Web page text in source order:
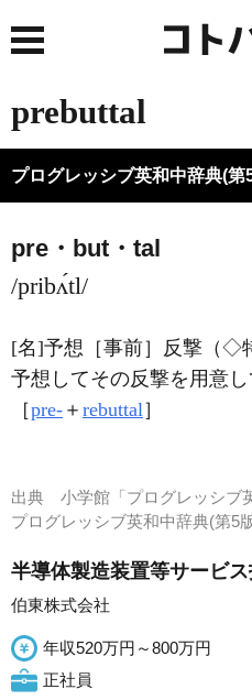
prebuttal
プログレッシブ英和中辞典(第
pre・but・tal
/pribʌ́tl/
[名]予想［事前］反撃（◇
予想してその反撃を用意し
［pre- ＋ rebuttal］
出典 小学館「プログレッシブ
プログレッシブ英和中辞典(第
半導体製造装置等サービ
伯東株式会社
年収520万円～800万円
正社員